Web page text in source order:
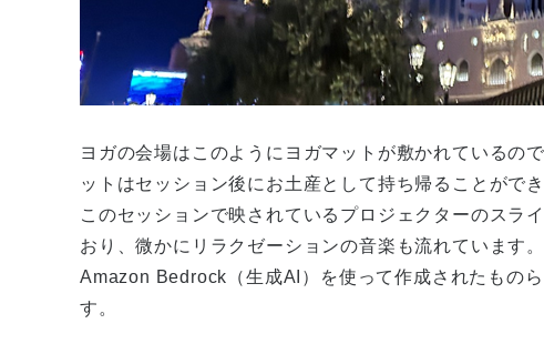
ヨガの会場はこのようにヨガマットが敷かれているの
ットはセッション後にお土産として持ち帰ることができ
このセッションで映されているプロジェクターのスラ
おり、微かにリラクゼーションの音楽も流れています
Amazon Bedrock（生成AI）を使って作成されたもの
す。